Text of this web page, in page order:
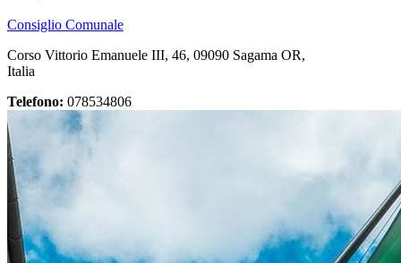
Consiglio Comunale
Corso Vittorio Emanuele III, 46, 09090 Sagama OR,
Italia
Telefono: 078534806